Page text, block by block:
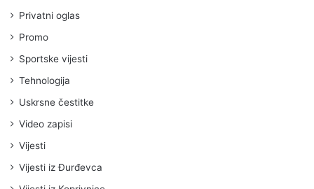
Privatni oglas
Promo
Sportske vijesti
Tehnologija
Uskrsne čestitke
Video zapisi
Vijesti
Vijesti iz Đurđevca